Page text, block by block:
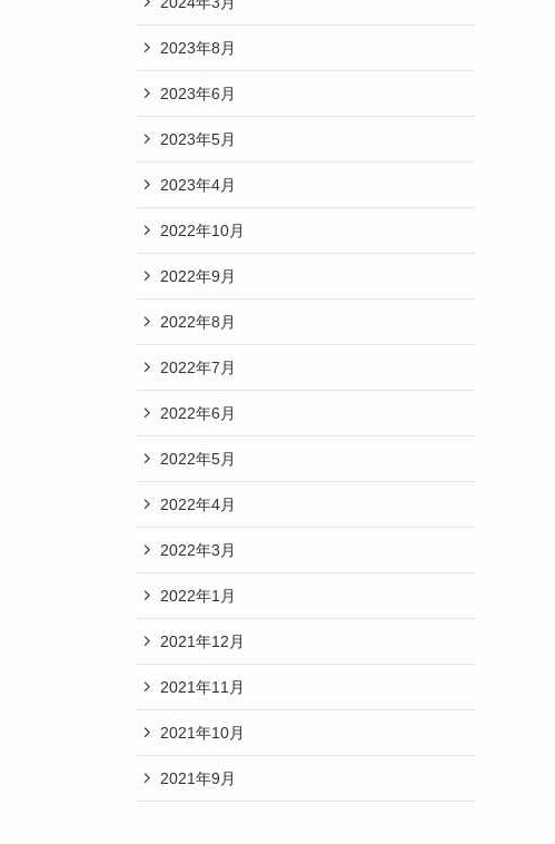
2023年8月
2023年6月
2023年5月
2023年4月
2022年10月
2022年9月
2022年8月
2022年7月
2022年6月
2022年5月
2022年4月
2022年3月
2022年1月
2021年12月
2021年11月
2021年10月
2021年9月